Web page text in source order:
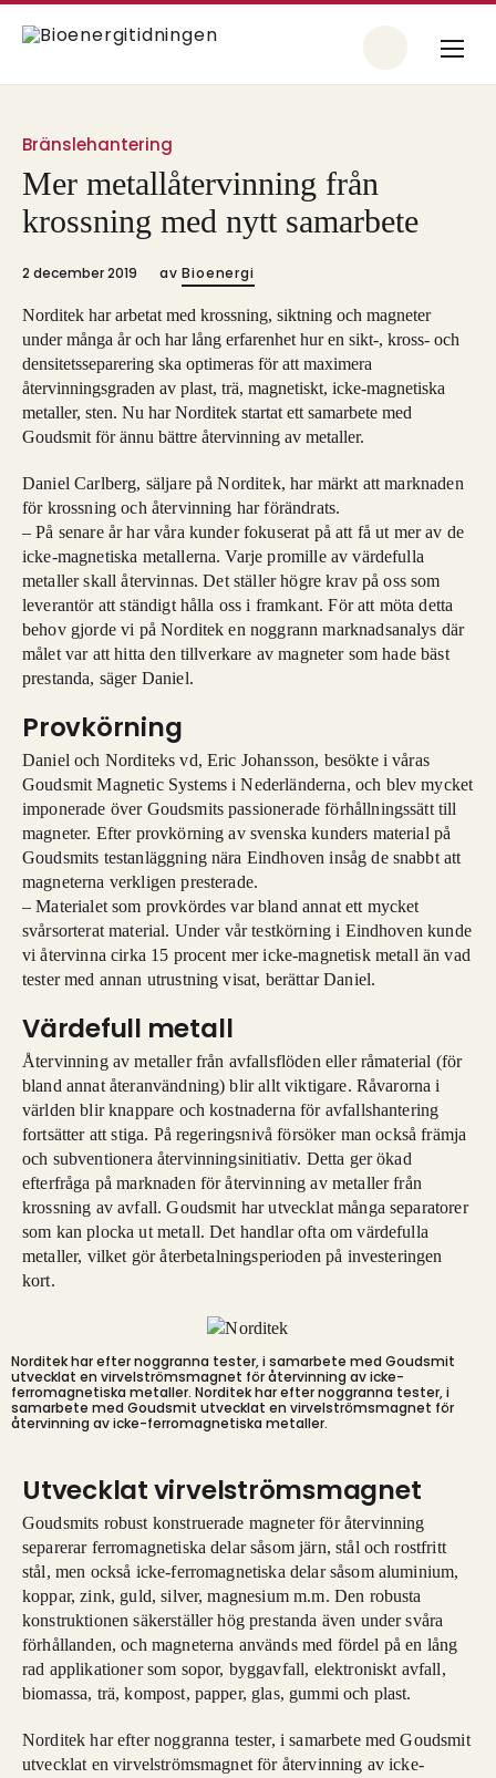
Bränslehantering
Mer metallåtervinning från
krossning med nytt samarbete
2 december 2019 av Bioenergi
Norditek har arbetat med krossning, siktning och magneter
under många år och har lång erfarenhet hur en sikt-, kross- och
densitetsseparering ska optimeras för att maximera
återvinningsgraden av plast, trä, magnetiskt, icke-magnetiska
metaller, sten. Nu har Norditek startat ett samarbete med
Goudsmit för ännu bättre återvinning av metaller.
Daniel Carlberg, säljare på Norditek, har märkt att marknaden
för krossning och återvinning har förändrats.
– På senare år har våra kunder fokuserat på att få ut mer av de
icke-magnetiska metallerna. Varje promille av värdefulla
metaller skall återvinnas. Det ställer högre krav på oss som
leverantör att ständigt hålla oss i framkant. För att möta detta
behov gjorde vi på Norditek en noggrann marknadsanalys där
målet var att hitta den tillverkare av magneter som hade bäst
prestanda, säger Daniel.
Provkörning
Daniel och Norditeks vd, Eric Johansson, besökte i våras
Goudsmit Magnetic Systems i Nederländerna, och blev mycket
imponerade över Goudsmits passionerade förhållningssätt till
magneter. Efter provkörning av svenska kunders material på
Goudsmits testanläggning nära Eindhoven insåg de snabbt att
magneterna verkligen presterade.
– Materialet som provkördes var bland annat ett mycket
svårsorterat material. Under vår testkörning i Eindhoven kunde
vi återvinna cirka 15 procent mer icke-magnetisk metall än vad
tester med annan utrustning visat, berättar Daniel.
Värdefull metall
Återvinning av metaller från avfallsflöden eller råmaterial (för
bland annat återanvändning) blir allt viktigare. Råvarorna i
världen blir knappare och kostnaderna för avfallshantering
fortsätter att stiga. På regeringsnivå försöker man också främja
och subventionera återvinningsinitiativ. Detta ger ökad
efterfråga på marknaden för återvinning av metaller från
krossning av avfall. Goudsmit har utvecklat många separatorer
som kan plocka ut metall. Det handlar ofta om värdefulla
metaller, vilket gör återbetalningsperioden på investeringen
kort.
Norditek har efter noggranna tester, i samarbete med Goudsmit
utvecklat en virvelströmsmagnet för återvinning av icke-
ferromagnetiska metaller. Norditek har efter noggranna tester, i
samarbete med Goudsmit utvecklat en virvelströmsmagnet för
återvinning av icke-ferromagnetiska metaller.
Utvecklat virvelströmsmagnet
Goudsmits robust konstruerade magneter för återvinning
separerar ferromagnetiska delar såsom järn, stål och rostfritt
stål, men också icke-ferromagnetiska delar såsom aluminium,
koppar, zink, guld, silver, magnesium m.m. Den robusta
konstruktionen säkerställer hög prestanda även under svåra
förhållanden, och magneterna används med fördel på en lång
rad applikationer som sopor, byggavfall, elektroniskt avfall,
biomassa, trä, kompost, papper, glas, gummi och plast.
Norditek har efter noggranna tester, i samarbete med Goudsmit
utvecklat en virvelströmsmagnet för återvinning av icke-